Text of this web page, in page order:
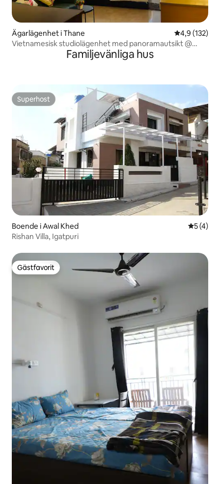
Ägarlägenhet i Thane 4,9 av 5 i
4,9 (132)
Vietnamesisk studiolägenhet med panoramautsikt @
Familjevänliga hus
Superhost
Superhost
Boende i Awal Khed 5 av 5 i
5 (4)
Rishan Villa, Igatpuri
Gästfavorit
Gästfavorit